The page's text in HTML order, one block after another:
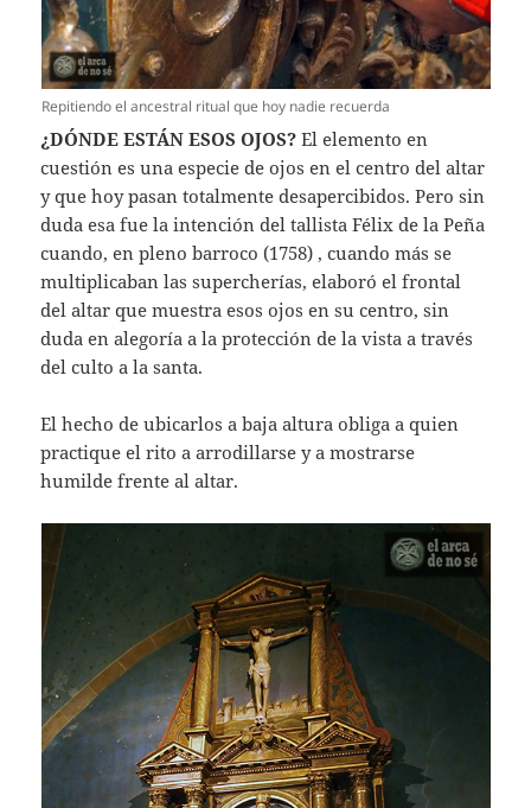
Repitiendo el ancestral ritual que hoy nadie recuerda
¿DÓNDE ESTÁN ESOS OJOS? El elemento en
cuestión es una especie de ojos en el centro del altar
y que hoy pasan totalmente desapercibidos. Pero sin
duda esa fue la intención del tallista Félix de la Peña
cuando, en pleno barroco (1758) , cuando más se
multiplicaban las supercherías, elaboró el frontal
del altar que muestra esos ojos en su centro, sin
duda en alegoría a la protección de la vista a través
del culto a la santa.
El hecho de ubicarlos a baja altura obliga a quien
practique el rito a arrodillarse y a mostrarse
humilde frente al altar.